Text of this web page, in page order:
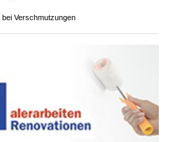
Verschmutzungen